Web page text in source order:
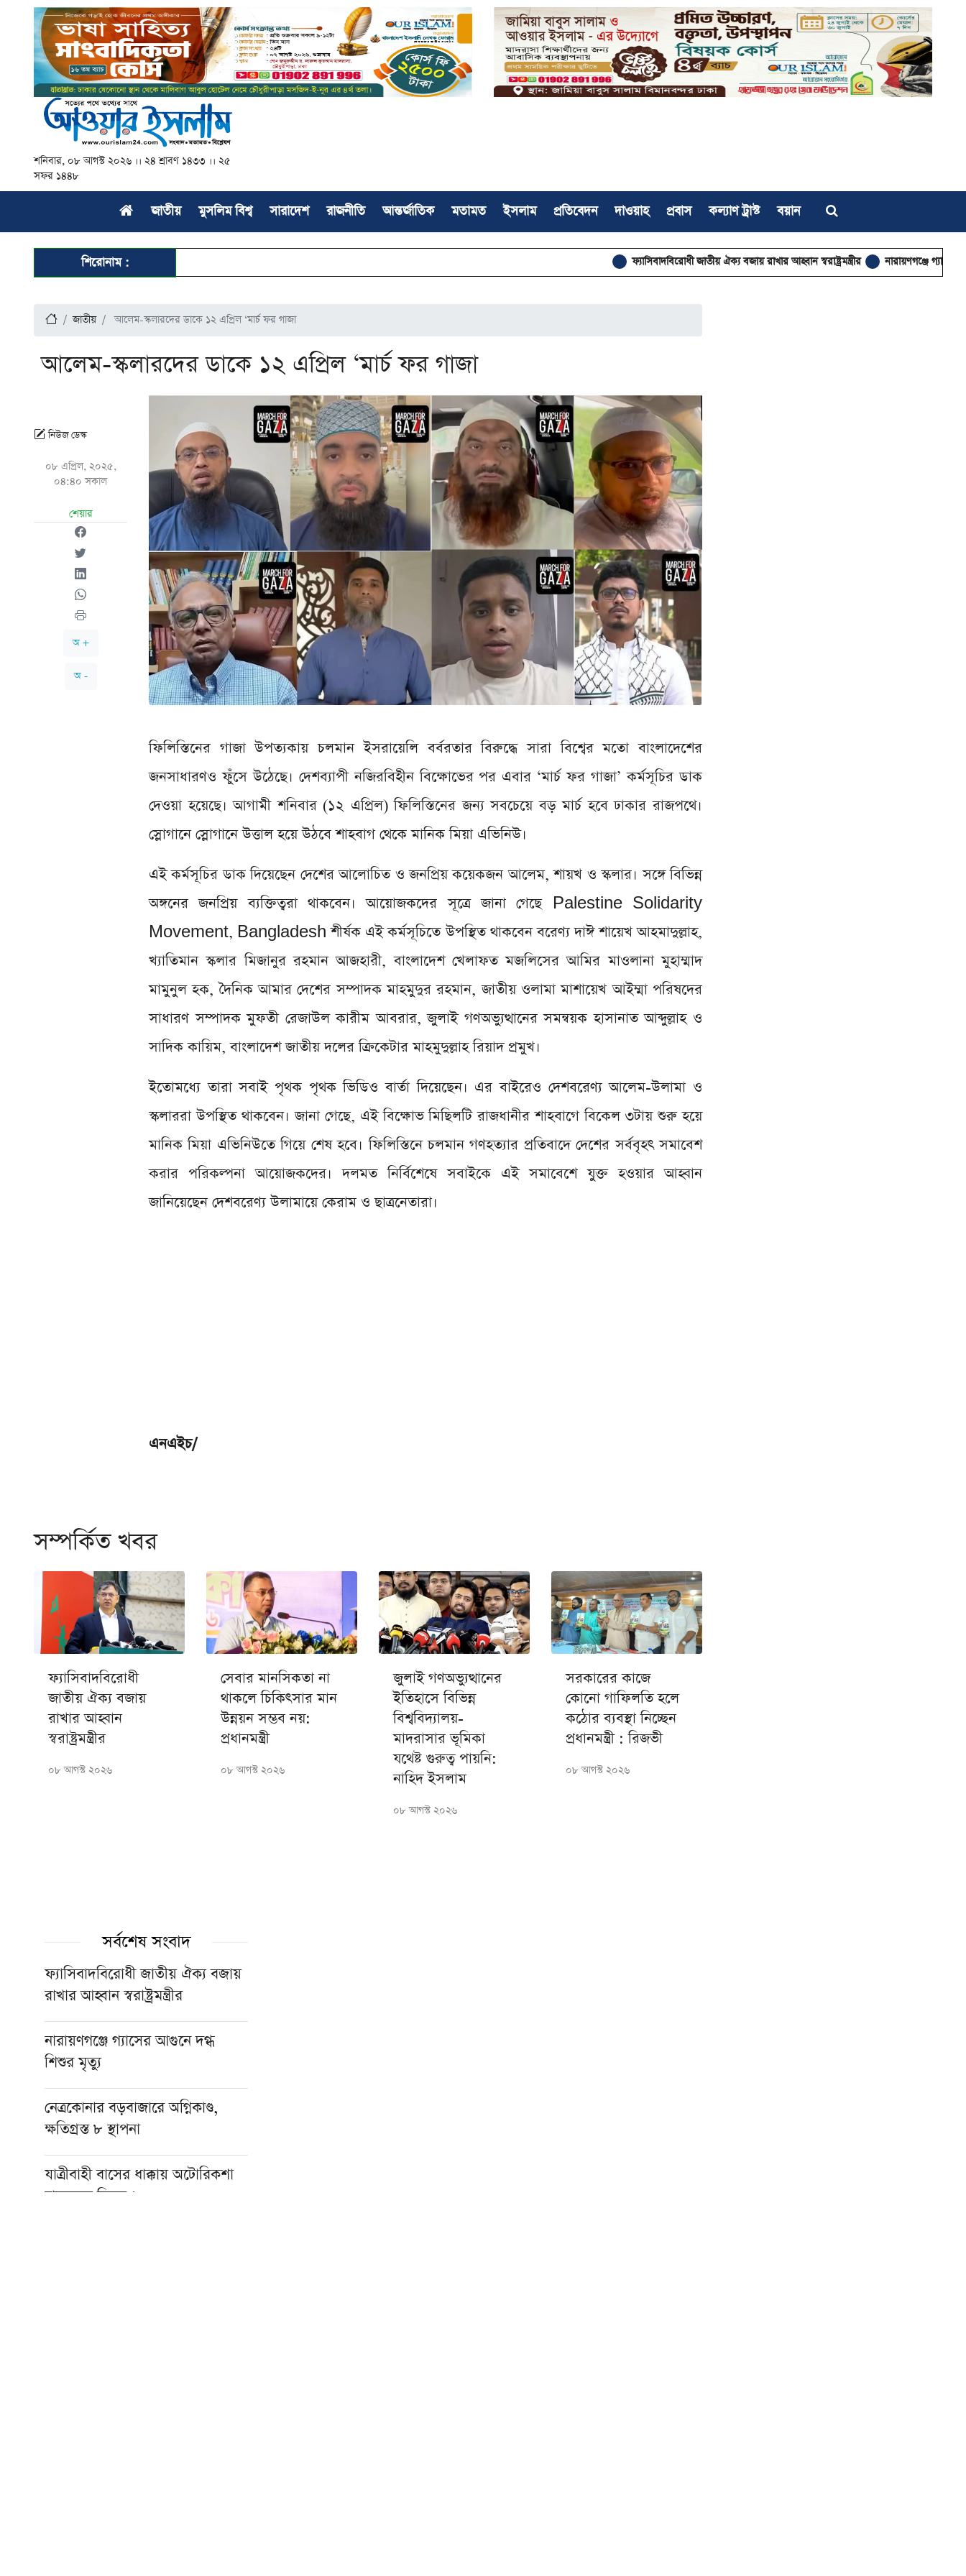
শনিবার, ০৮ আগস্ট ২০২৬ ।। ২৪ শ্রাবণ ১৪৩৩ ।। ২৫
সফর ১৪৪৮
জাতীয় মুসলিম বিশ্ব সারাদেশ রাজনীতি আন্তর্জাতিক মতামত ইসলাম প্রতিবেদন দাওয়াহ প্রবাস কল্যাণ ট্রাস্ট বয়ান
শিরোনাম : ফ্যাসিবাদবিরোধী জাতীয় ঐক্য বজায় রাখার আহ্বান স্বরাষ্ট্রমন্ত্রীর নারায়ণগঞ্জে গ্যাসের আগুনে দগ্ধ
জাতীয় আলেম-স্কলারদের ডাকে ১২ এপ্রিল ‘মার্চ ফর গাজা
আলেম-স্কলারদের ডাকে ১২ এপ্রিল ‘মার্চ ফর গাজা
নিউজ ডেস্ক
০৮ এপ্রিল, ২০২৫,
০৪:৪০ সকাল
শেয়ার
অ +
অ -
ফিলিস্তিনের গাজা উপত্যকায় চলমান ইসরায়েলি বর্বরতার বিরুদ্ধে সারা বিশ্বের মতো বাংলাদেশের
জনসাধারণও ফুঁসে উঠেছে। দেশব্যাপী নজিরবিহীন বিক্ষোভের পর এবার ‘মার্চ ফর গাজা’ কর্মসূচির ডাক
দেওয়া হয়েছে। আগামী শনিবার (১২ এপ্রিল) ফিলিস্তিনের জন্য সবচেয়ে বড় মার্চ হবে ঢাকার রাজপথে।
স্লোগানে স্লোগানে উত্তাল হয়ে উঠবে শাহবাগ থেকে মানিক মিয়া এভিনিউ।
এই কর্মসূচির ডাক দিয়েছেন দেশের আলোচিত ও জনপ্রিয় কয়েকজন আলেম, শায়খ ও স্কলার। সঙ্গে বিভিন্ন
অঙ্গনের জনপ্রিয় ব্যক্তিত্বরা থাকবেন। আয়োজকদের সূত্রে জানা গেছে Palestine Solidarity
Movement, Bangladesh শীর্ষক এই কর্মসূচিতে উপস্থিত থাকবেন বরেণ্য দাঈ শায়েখ আহমাদুল্লাহ,
খ্যাতিমান স্কলার মিজানুর রহমান আজহারী, বাংলাদেশ খেলাফত মজলিসের আমির মাওলানা মুহাম্মাদ
মামুনুল হক, দৈনিক আমার দেশের সম্পাদক মাহমুদুর রহমান, জাতীয় ওলামা মাশায়েখ আইম্মা পরিষদের
সাধারণ সম্পাদক মুফতী রেজাউল কারীম আবরার, জুলাই গণঅভ্যুত্থানের সমন্বয়ক হাসানাত আব্দুল্লাহ ও
সাদিক কায়িম, বাংলাদেশ জাতীয় দলের ক্রিকেটার মাহমুদুল্লাহ রিয়াদ প্রমুখ।
ইতোমধ্যে তারা সবাই পৃথক পৃথক ভিডিও বার্তা দিয়েছেন। এর বাইরেও দেশবরেণ্য আলেম-উলামা ও
স্কলাররা উপস্থিত থাকবেন। জানা গেছে, এই বিক্ষোভ মিছিলটি রাজধানীর শাহবাগে বিকেল ৩টায় শুরু হয়ে
মানিক মিয়া এভিনিউতে গিয়ে শেষ হবে। ফিলিস্তিনে চলমান গণহত্যার প্রতিবাদে দেশের সর্ববৃহৎ সমাবেশ
করার পরিকল্পনা আয়োজকদের। দলমত নির্বিশেষে সবাইকে এই সমাবেশে যুক্ত হওয়ার আহ্বান
জানিয়েছেন দেশবরেণ্য উলামায়ে কেরাম ও ছাত্রনেতারা।
এনএইচ/
সম্পর্কিত খবর
ফ্যাসিবাদবিরোধী
জাতীয় ঐক্য বজায়
রাখার আহ্বান
স্বরাষ্ট্রমন্ত্রীর
০৮ আগস্ট ২০২৬
সেবার মানসিকতা না
থাকলে চিকিৎসার মান
উন্নয়ন সম্ভব নয়:
প্রধানমন্ত্রী
০৮ আগস্ট ২০২৬
জুলাই গণঅভ্যুত্থানের
ইতিহাসে বিভিন্ন
বিশ্ববিদ্যালয়-
মাদরাসার ভূমিকা
যথেষ্ট গুরুত্ব পায়নি:
নাহিদ ইসলাম
০৮ আগস্ট ২০২৬
সরকারের কাজে
কোনো গাফিলতি হলে
কঠোর ব্যবস্থা নিচ্ছেন
প্রধানমন্ত্রী : রিজভী
০৮ আগস্ট ২০২৬
সর্বশেষ সংবাদ
ফ্যাসিবাদবিরোধী জাতীয় ঐক্য বজায়
রাখার আহ্বান স্বরাষ্ট্রমন্ত্রীর
নারায়ণগঞ্জে গ্যাসের আগুনে দগ্ধ
শিশুর মৃত্যু
নেত্রকোনার বড়বাজারে অগ্নিকাণ্ড,
ক্ষতিগ্রস্ত ৮ স্থাপনা
যাত্রীবাহী বাসের ধাক্কায় অটোরিকশা
চালকসহ নিহত ২